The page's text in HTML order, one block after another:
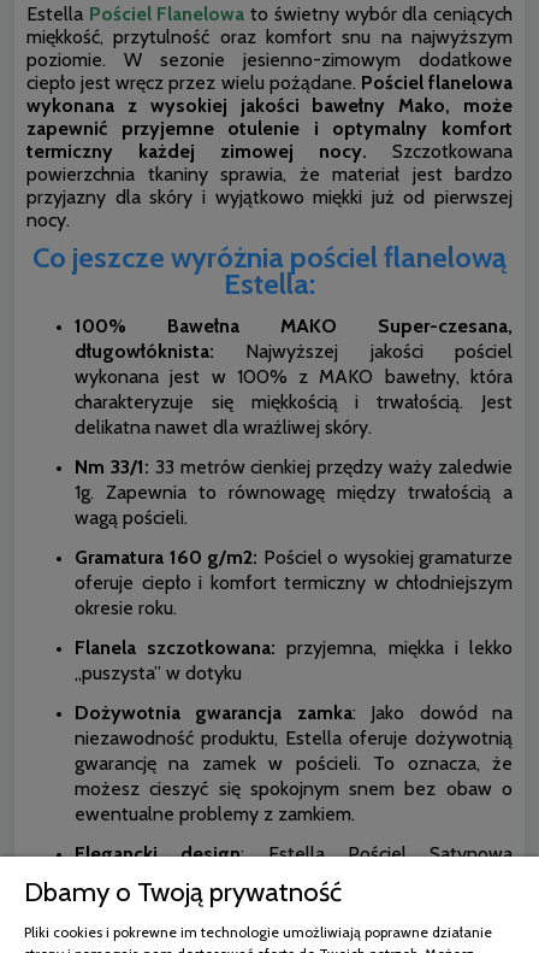
Estella Pościel Flanelowa to świetny wybór dla ceniących
miękkość, przytulność oraz komfort snu na najwyższym
poziomie. W sezonie jesienno-zimowym dodatkowe
ciepło jest wręcz przez wielu pożądane. Pościel flanelowa
wykonana z wysokiej jakości bawełny Mako, może
zapewnić przyjemne otulenie i optymalny komfort
termiczny każdej zimowej nocy. Szczotkowana
powierzchnia tkaniny sprawia, że materiał jest bardzo
przyjazny dla skóry i wyjątkowo miękki już od pierwszej
nocy.
Co jeszcze wyróżnia pościel flanelową
Estella:
100% Bawełna MAKO Super-czesana,
długowłóknista: Najwyższej jakości pościel
wykonana jest w 100% z MAKO bawełny, która
charakteryzuje się miękkością i trwałością. Jest
delikatna nawet dla wrażliwej skóry.
Nm 33/1: 33 metrów cienkiej przędzy waży zaledwie
1g. Zapewnia to równowagę między trwałością a
wagą pościeli.
Gramatura 160 g/m2: Pościel o wysokiej gramaturze
oferuje ciepło i komfort termiczny w chłodniejszym
okresie roku.
Flanela szczotkowana: przyjemna, miękka i lekko
„puszysta” w dotyku
Dożywotnia gwarancja zamka: Jako dowód na
niezawodność produktu, Estella oferuje dożywotnią
gwarancję na zamek w pościeli. To oznacza, że
możesz cieszyć się spokojnym snem bez obaw o
ewentualne problemy z zamkiem.
Elegancki design: Estella Pościel Satynowa
wyróżnia się eleganckim wzornictwem, które dodaje
klasy i stylu Twojej sypialni. To nie tylko produkt do
snu, ale także element dekoracyjny.
Dbamy o Twoją prywatność
Pliki cookies i pokrewne im technologie umożliwiają poprawne działanie